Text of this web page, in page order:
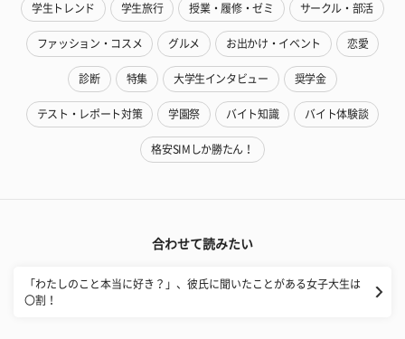
学生トレンド 学生旅行 授業・履修・ゼミ サークル・部活
ファッション・コスメ グルメ お出かけ・イベント 恋愛
診断 特集 大学生インタビュー 奨学金
テスト・レポート対策 学園祭 バイト知識 バイト体験談
格安SIMしか勝たん！
合わせて読みたい
「わたしのこと本当に好き？」、彼氏に聞いたことがある女子大生は
〇割！